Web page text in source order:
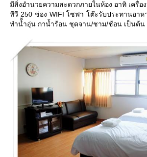
มีสิ่งอำนวยความสะดวกภายในห้อง อาทิ เครื่อ
ทีวี 250 ช่อง WIFI โซฟา โต๊ะรับประทานอาห
ทำน้้ำอุ่น กาน้ำร้อน ชุดจาน/ชาม/ช้อน เป็นต้น